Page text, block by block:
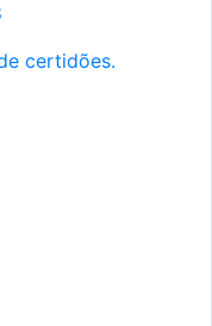
certidões.